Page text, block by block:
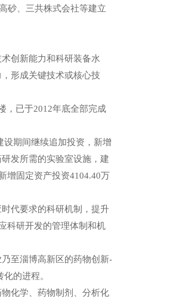
砂、三共株式会社等建立
创新能力和科研装备水
形成关键技术或核心技
，已于2012年底全部完成
设期间继续追加投资，新增
发所需的实验室设施，建
增固定资产投资4104.40万
代要求的科研机制，提升
科研开发的管理体制和机
至淄博高新区的药物创新-
的进程。
化学、药物制剂、分析化